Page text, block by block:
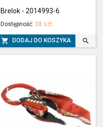
Brelok - 2014993-6
Dostępność: 38 szt.
 DODAJ DO KOSZYKA 